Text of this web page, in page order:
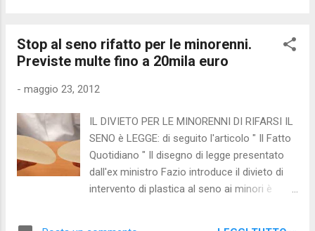
Stop al seno rifatto per le minorenni.
Previste multe fino a 20mila euro
- maggio 23, 2012
IL DIVIETO PER LE MINORENNI DI RIFARSI IL
SENO è LEGGE: di seguito l'articolo " Il Fatto
Quotidiano " Il disegno di legge presentato
dall'ex ministro Fazio introduce il divieto di
intervento di plastica al seno ai minori è